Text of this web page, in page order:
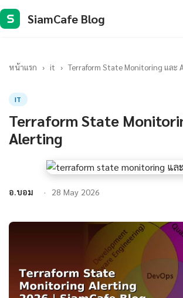
S SiamCafe Blog
หน้าแรก › it › Terraform State Monitoring และ
IT
Terraform State
Alerting
อ.บอม 28 May 2026